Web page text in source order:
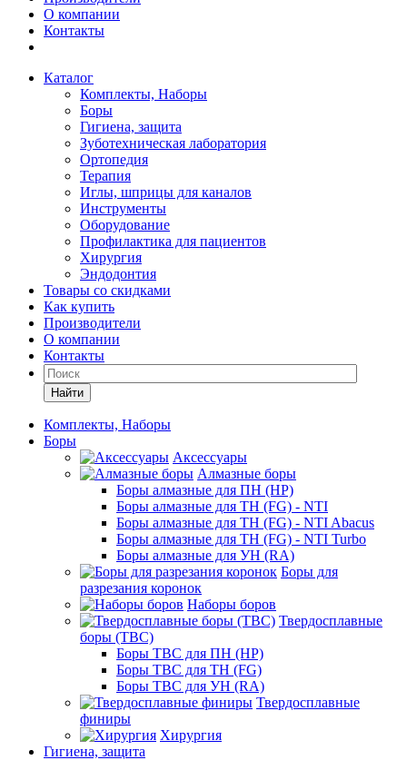
О компании
Контакты
Каталог
Комплекты, Наборы
Боры
Гигиена, защита
Зуботехническая лаборатория
Ортопедия
Терапия
Иглы, шприцы для каналов
Инструменты
Оборудование
Профилактика для пациентов
Хирургия
Эндодонтия
Товары со скидками
Как купить
Производители
О компании
Контакты
Найти
Комплекты, Наборы
Боры
Аксессуары
Алмазные боры
Боры алмазные для ПН (HP)
Боры алмазные для ТН (FG) - NTI
Боры алмазные для ТН (FG) - NTI Abacus
Боры алмазные для ТН (FG) - NTI Turbo
Боры алмазные для УН (RA)
Боры для
разрезания коронок
Наборы боров
Твердосплавные
боры (ТВС)
Боры ТВС для ПН (HP)
Боры ТВС для ТН (FG)
Боры ТВС для УН (RA)
Твердосплавные
финиры
Хирургия
Гигиена, защита